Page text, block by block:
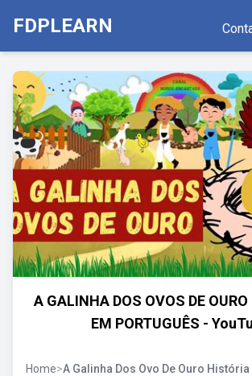
FDPLEARN
A GALINHA DOS OVOS DE
EM PORTUGUÊS -
Home>A Galinha Dos Ovo De Ouro História